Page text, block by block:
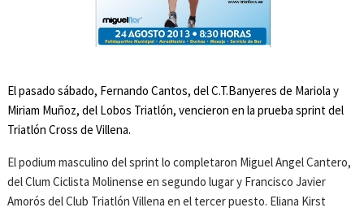
El pasado sábado, Fernando Cantos, del C.T.Banyeres de Mariola y
Miriam Muñoz, del Lobos Triatlón, vencieron en la prueba sprint del
Triatlón Cross de Villena.
El podium masculino del sprint lo completaron Miguel Angel Cantero,
del Clum Ciclista Molinense en segundo lugar y Francisco Javier
Amorós del Club Triatlón Villena en el tercer puesto. Eliana Kirst